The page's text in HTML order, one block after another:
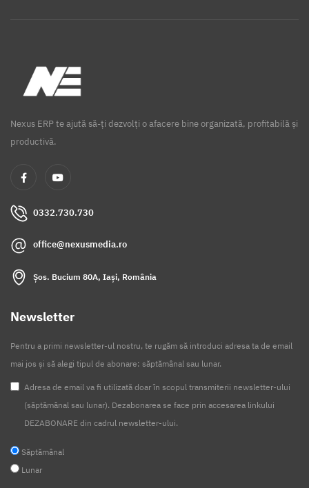
Nexus ERP te ajută să-ți dezvolți o afacere bine organizată, profitabilă și
productivă.
0332.730.730
office@nexusmedia.ro
Șos. Bucium 80A, Iași, România
Newsletter
Pentru a primi newsletter-ul nostru, te rugăm să introduci adresa ta de email
mai jos și să alegi tipul de abonare: săptămânal sau lunar.
Adresa de email va fi utilizată doar în scopul transmiterii newsletter-ului
(săptămânal sau lunar). Dezabonarea se face prin accesarea linkului
DEZABONARE din cadrul newsletter-ului.
Săptămânal
Lunar